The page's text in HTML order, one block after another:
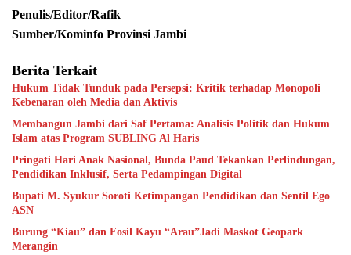
Penulis/Editor/Rafik
Sumber/Kominfo Provinsi Jambi
Berita Terkait
Hukum Tidak Tunduk pada Persepsi: Kritik terhadap Monopoli
Kebenaran oleh Media dan Aktivis
Membangun Jambi dari Saf Pertama: Analisis Politik dan Hukum
Islam atas Program SUBLING Al Haris
Pringati Hari Anak Nasional, Bunda Paud Tekankan Perlindungan,
Pendidikan Inklusif, Serta Pedampingan Digital
Bupati M. Syukur Soroti Ketimpangan Pendidikan dan Sentil Ego
ASN
Burung “Kiau” dan Fosil Kayu “Arau”Jadi Maskot Geopark
Merangin